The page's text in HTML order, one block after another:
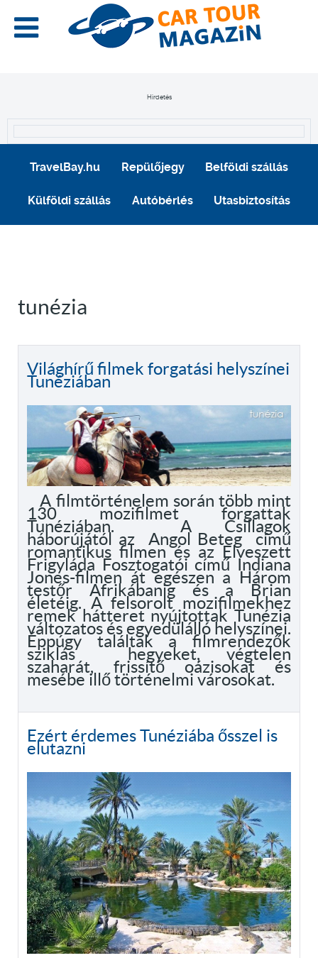
Hirdetés
TravelBay.hu Repülőjegy Belföldi szállás
Külföldi szállás Autóbérlés Utasbiztosítás
tunézia
Világhírű filmek forgatási helyszínei
Tunéziában
A filmtörténelem során több mint
130 mozifilmet forgattak
Tunéziában. A Csillagok
háborújától az Angol Beteg című
romantikus filmen és az Elveszett
Frigyláda Fosztogatói című Indiana
Jones-filmen át egészen a Három
testőr Afrikábanig és a Brian
életéig. A felsorolt mozifilmekhez
remek hátteret nyújtottak Tunézia
változatos és egyedülálló helyszínei.
Éppúgy találtak a filmrendezők
sziklás hegyeket, végtelen
szaharát, frissítő oázisokat és
mesébe illő történelmi városokat.
Ezért érdemes Tunéziába ősszel is
elutazni